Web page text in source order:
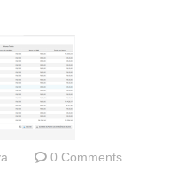
0 Comments